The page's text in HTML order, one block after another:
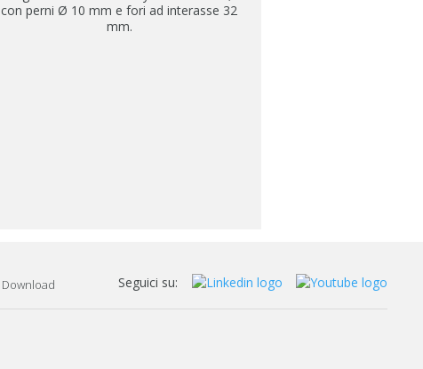
con perni Ø 10 mm e fori ad interasse 32
mm.
Download Seguici su: